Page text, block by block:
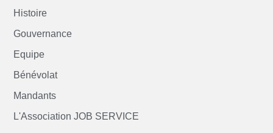
Histoire
Gouvernance
Equipe
Bénévolat
Mandants
L'Association JOB SERVICE